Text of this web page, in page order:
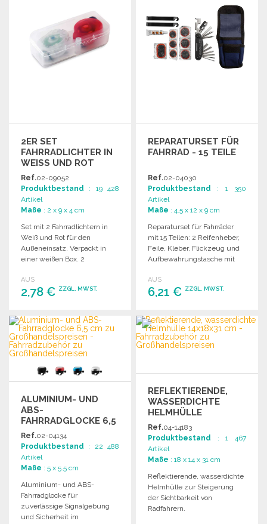
2ER SET
FAHRRADLICHTER IN
WEISS UND ROT
Ref.02-09052
Produktbestand : 19 428
Artikel
Maße : 2 x 9 x 4 cm
Set mit 2 Fahrradlichtern in
Weiß und Rot für den
Außeneinsatz. Verpackt in
einer weißen Box. 2
AUS
2,78 € ZZGL. MWST.
BESTELLEN
Angebot anfordern
REPARATURSET FÜR
FAHRRAD - 15 TEILE
Ref.02-04030
Produktbestand : 1 350
Artikel
Maße : 4.5 x 12 x 9 cm
Reparaturset für Fahrräder
mit 15 Teilen: 2 Reifenheber,
Feile, Kleber, Flickzeug und
Aufbewahrungstasche mit
AUS
6,21 € ZZGL. MWST.
BESTELLEN
Angebot anfordern
ALUMINIUM- UND
ABS-
FAHRRADGLOCKE 6,5
CM
Ref.02-04134
Produktbestand : 22 488
Artikel
Maße : 5 x 5.5 cm
Aluminium- und ABS-
Fahrradglocke für
zuverlässige Signalgebung
und Sicherheit im
REFLEKTIERENDE,
WASSERDICHTE
HELMHÜLLE
14X18X31 CM
Ref.04-14183
Produktbestand : 1 467
Artikel
Maße : 18 x 14 x 31 cm
Reflektierende, wasserdichte
Helmhülle zur Steigerung
der Sichtbarkeit von
Radfahrern.